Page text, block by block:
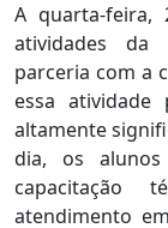
A quarta-feira,
atividades da
parceria com a
essa
altamente
dia, os
capacitação
atendimento